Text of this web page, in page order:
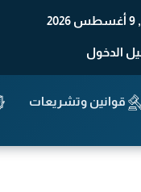
الدخول
قوانين وتشريعات